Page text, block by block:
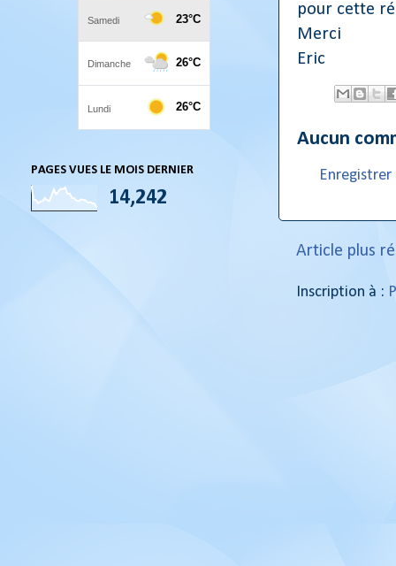
pour cette
Merci
Eric
Aucun
Article plus
Inscription à :
PAGES VUES LE MOIS DERNIER
14,242